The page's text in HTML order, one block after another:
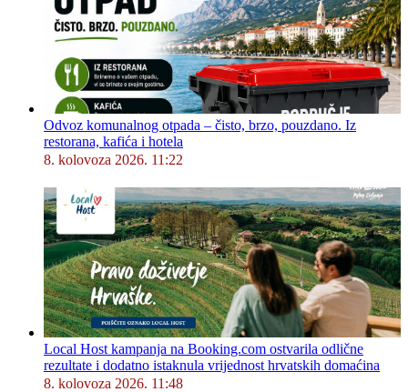
Odvoz komunalnog otpada – čisto, brzo, pouzdano. Iz
restorana, kafića i hotela
8. kolovoza 2026. 11:22
Local Host kampanja na Booking.com ostvarila odlične
rezultate i dodatno istaknula vrijednost hrvatskih domaćina
8. kolovoza 2026. 11:48